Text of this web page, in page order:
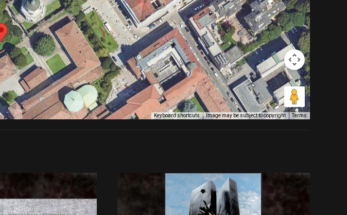
Keyboard shortcuts Image may be subject to copyright Terms